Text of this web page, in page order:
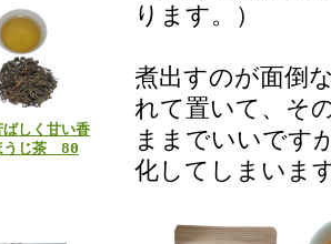
ばしく甘い香
うじ茶 80
ります。）
煮出すのが面倒
れて置いて、そ
ままでいいです
化してしまいま